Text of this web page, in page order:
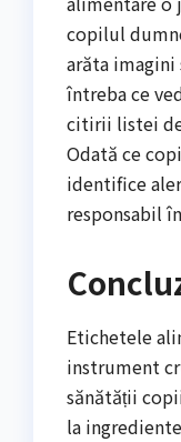
copilul
arăta
întreba ce
citirii listei
Odată ce
identifice
responsabil
Etichetele
instrument
sănătății
la